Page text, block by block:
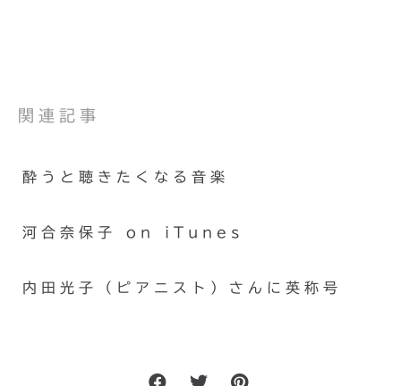
関連記事
酔うと聴きたくなる音楽
河合奈保子 on iTunes
内田光子（ピアニスト）さんに英称号